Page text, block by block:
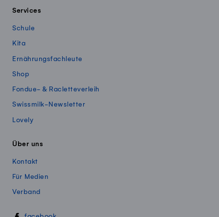
Services
Schule
Kita
Ernährungsfachleute
Shop
Fondue- & Racletteverleih
Swissmilk-Newsletter
Lovely
Über uns
Kontakt
Für Medien
Verband